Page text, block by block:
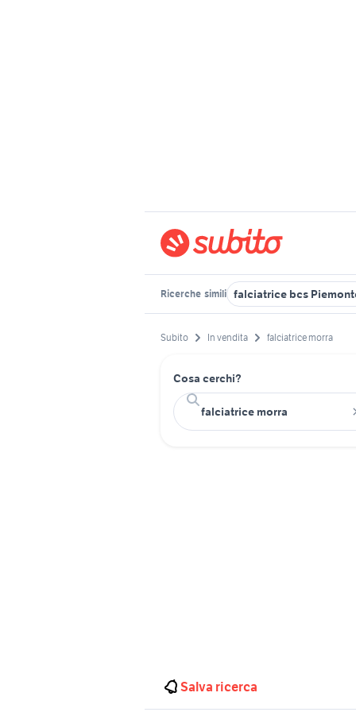
Ricerche simili falciatrice bcs
Subito In vendita falciatrice morra
Cosa cerchi?
Salva ricerca